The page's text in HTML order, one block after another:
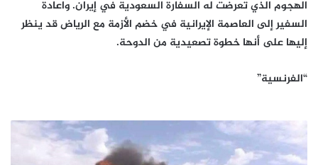
الهجوم الذي تعرضت له السفارة السعودية في إيران. واعادة
السفير إلى العاصمة الإيرانية في خضم الأزمة مع الرياض قد ينظر
إليها على أنها خطوة تصعيدية من الدوحة.
“الفرنسية”